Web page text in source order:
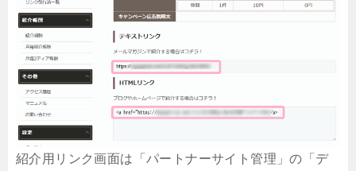
紹介用リンク画面は「パートナーサイト管理」の「デ